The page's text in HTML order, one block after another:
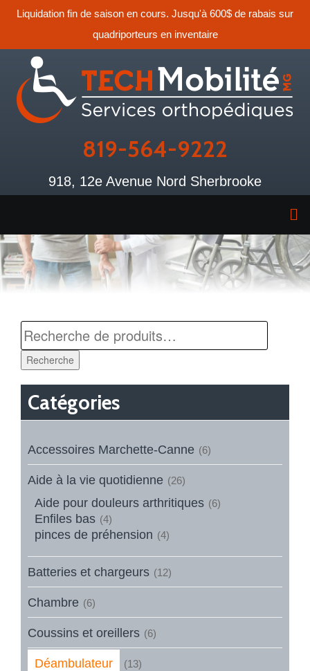
Liquidation fin de saison en cours. Jusqu'à 600$ de rabais sur
quadriporteurs en inventaire
819-564-9222
918, 12e Avenue Nord Sherbrooke
Recherche
Catégories
Accessoires Marchette-Canne (6)
Aide à la vie quotidienne (26)
Aide pour douleurs arthritiques (6)
Enfiles bas (4)
pinces de préhension (4)
Batteries et chargeurs (12)
Chambre (6)
Coussins et oreillers (6)
Déambulateur (13)